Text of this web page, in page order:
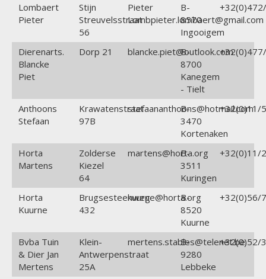
Lombaert
Pieter
Stijn
Streuvelsstraat
56
Pieter
Lombpieter.lombaert@gmail.com
B-
8570
Ingooigem
Dierenarts.
Blancke
Piet
Dorp 21 blancke.piet@outlook.com
B-
8700
Kanegem
- Tielt
Anthoons
Stefaan
Krawatenstraat
97B
stefaananthoons@hotmail.com
B-
3470
Kortenaken
+32(0)11/
Horta
Martens
Zolderse
Kiezel
64
martens@horta.org
B-
3511
Kuringen
+32(0)11/
Horta
Kuurne
Brugsesteenweg
432
kuurne@horta.org
B-
8520
Kuurne
+32(0)56/
Bvba Tuin
& Dier Jan
Mertens
Klein-
Antwerpenstraat
25A
mertens.stables@telenet.be
B-
9280
Lebbeke
+32(0)52/